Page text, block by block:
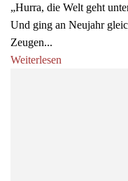
„Hurra, die Welt geht
Und ging an Neujahr
Zeugen...
Weiterlesen